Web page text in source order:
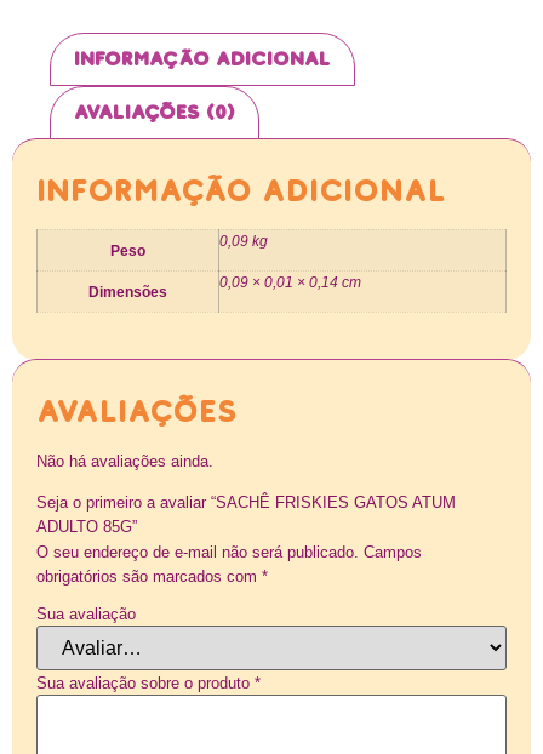
Informação adicional
Avaliações (0)
Informação adicional
Peso
0,09 kg
Dimensões
0,09 × 0,01 × 0,14 cm
Avaliações
Não há avaliações ainda.
Seja o primeiro a avaliar “SACHÊ FRISKIES GATOS ATUM
ADULTO 85G”
O seu endereço de e-mail não será publicado. Campos
obrigatórios são marcados com *
Sua avaliação
Sua avaliação sobre o produto *